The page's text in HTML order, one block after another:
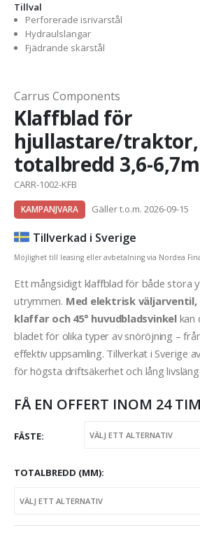
Tillval
Perforerade isrivarstål
Hydraulslangar
Fjädrande skärstål
Carrus Components
Klaffblad för
hjullastare/traktor,
totalbredd 3,6-6,7m
CARR-1002-KFB
KAMPANJVARA Gäller t.o.m. 2026-09-15
Tillverkad i Sverige
Möjlighet till leasing eller avbetalning via Nordea
Ett mångsidigt klaffblad för både stora
utrymmen. Med elektrisk väljarventil,
klaffar och 45° huvudbladsvinkelkan
bladet för olika typer av snöröjning –
effektiv uppsamling. Tillverkat i Sverige
för högsta driftsäkerhet och lång
FÅ EN OFFERT INOM 24
FÄSTE
TOTALBREDD (MM)